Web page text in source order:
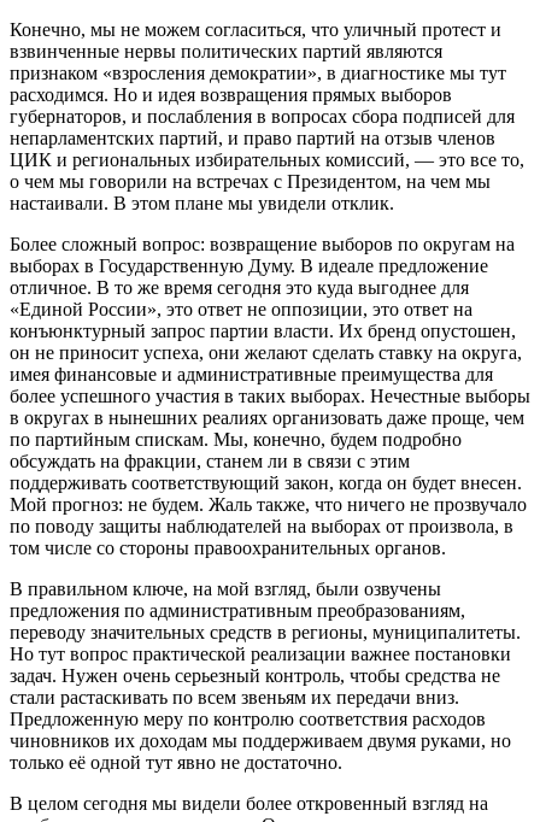
Конечно, мы не можем согласиться, что уличный протест и
взвинченные нервы политических партий являются
признаком «взросления демократии», в диагностике мы тут
расходимся. Но и идея возвращения прямых выборов
губернаторов, и послабления в вопросах сбора подписей для
непарламентских партий, и право партий на отзыв членов
ЦИК и региональных избирательных комиссий, — это все то,
о чем мы говорили на встречах с Президентом, на чем мы
настаивали. В этом плане мы увидели отклик.
Более сложный вопрос: возвращение выборов по округам на
выборах в Государственную Думу. В идеале предложение
отличное. В то же время сегодня это куда выгоднее для
«Единой России», это ответ не оппозиции, это ответ на
конъюнктурный запрос партии власти. Их бренд опустошен,
он не приносит успеха, они желают сделать ставку на округа,
имея финансовые и административные преимущества для
более успешного участия в таких выборах. Нечестные выборы
в округах в нынешних реалиях организовать даже проще, чем
по партийным спискам. Мы, конечно, будем подробно
обсуждать на фракции, станем ли в связи с этим
поддерживать соответствующий закон, когда он будет внесен.
Мой прогноз: не будем. Жаль также, что ничего не прозвучало
по поводу защиты наблюдателей на выборах от произвола, в
том числе со стороны правоохранительных органов.
В правильном ключе, на мой взгляд, были озвучены
предложения по административным преобразованиям,
переводу значительных средств в регионы, муниципалитеты.
Но тут вопрос практической реализации важнее постановки
задач. Нужен очень серьезный контроль, чтобы средства не
стали растаскивать по всем звеньям их передачи вниз.
Предложенную меру по контролю соответствия расходов
чиновников их доходам мы поддерживаем двумя руками, но
только её одной тут явно не достаточно.
В целом сегодня мы видели более откровенный взгляд на